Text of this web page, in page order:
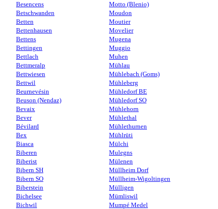
Besencens
Betschwanden
Betten
Bettenhausen
Bettens
Bettingen
Bettlach
Bettmeralp
Bettwiesen
Bettwil
Beurnevésin
Beuson (Nendaz)
Bevaix
Bever
Bévilard
Bex
Biasca
Biberen
Biberist
Bibern SH
Bibern SO
Biberstein
Bichelsee
Bichwil
Motto (Blenio)
Moudon
Moutier
Movelier
Mugena
Muggio
Muhen
Mühlau
Mühlebach (Goms)
Mühleberg
Mühledorf BE
Mühledorf SO
Mühlehorn
Mühlethal
Mühlethurnen
Mühlrüti
Mülchi
Mulegns
Mülenen
Müllheim Dorf
Müllheim-Wigoltingen
Mülligen
Mümliswil
Mumpé Medel